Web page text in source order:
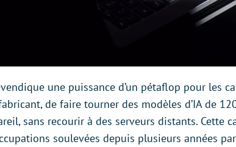
une puissance d’un pétaflop pour les
de faire tourner des modèles d’IA de
sans recourir à des serveurs distants. Cette
soulevées depuis plusieurs années